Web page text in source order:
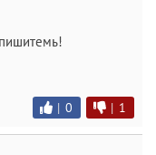
| 0 | 1